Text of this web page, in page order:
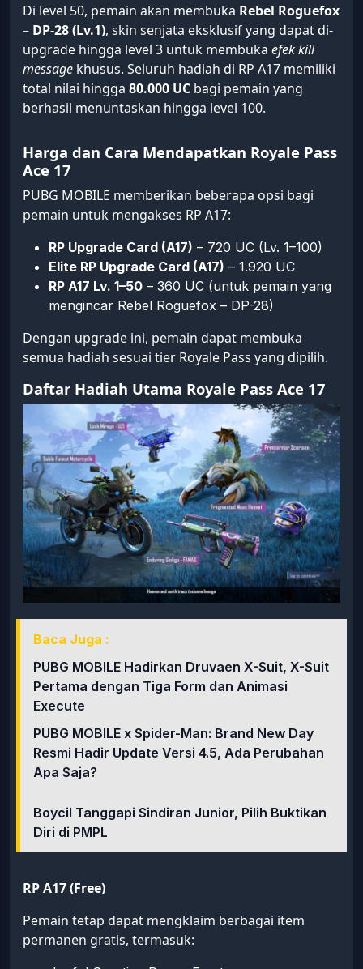
Di level 50, pemain akan membuka Rebel Roguefox
– DP-28 (Lv.1), skin senjata eksklusif yang dapat di-
upgrade hingga level 3 untuk membuka efek kill
message khusus. Seluruh hadiah di RP A17 memiliki
total nilai hingga 80.000 UC bagi pemain yang
berhasil menuntaskan hingga level 100.
Harga dan Cara Mendapatkan Royale Pass
Ace 17
PUBG MOBILE memberikan beberapa opsi bagi
pemain untuk mengakses RP A17:
RP Upgrade Card (A17) – 720 UC (Lv. 1–100)
Elite RP Upgrade Card (A17) – 1.920 UC
RP A17 Lv. 1–50 – 360 UC (untuk pemain yang
mengincar Rebel Roguefox – DP-28)
Dengan upgrade ini, pemain dapat membuka
semua hadiah sesuai tier Royale Pass yang dipilih.
Daftar Hadiah Utama Royale Pass Ace 17
Baca Juga :
PUBG MOBILE Hadirkan Druvaen X-Suit, X-Suit
Pertama dengan Tiga Form dan Animasi
Execute
PUBG MOBILE x Spider-Man: Brand New Day
Resmi Hadir Update Versi 4.5, Ada Perubahan
Apa Saja?
Boycil Tanggapi Sindiran Junior, Pilih Buktikan
Diri di PMPL
RP A17 (Free)
Pemain tetap dapat mengklaim berbagai item
permanen gratis, termasuk: